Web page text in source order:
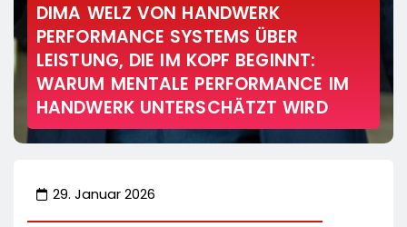
DIMA WELZ VON HANDWERK
PERFORMANCE SYSTEMS ÜBER
LEISTUNG, DIE IM KOPF BEGINNT:
WARUM MENTALE PERFORMANCE IM
HANDWERK UNTERSCHÄTZT WIRD
29. Januar 2026